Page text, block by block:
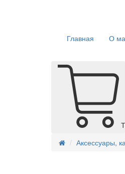
Главная О
Аксессуары,